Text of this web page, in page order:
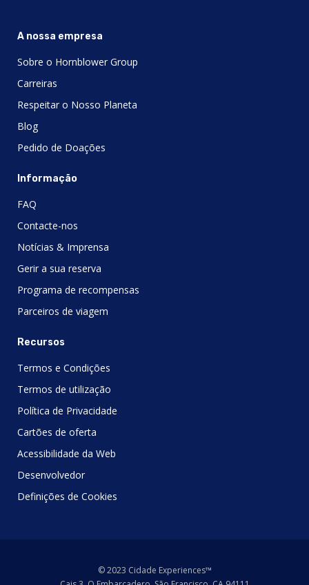
A nossa empresa
Sobre o Hornblower Group
Carreiras
Respeitar o Nosso Planeta
Blog
Pedido de Doações
Informação
FAQ
Contacte-nos
Notícias & Imprensa
Gerir a sua reserva
Programa de recompensas
Parceiros de viagem
Recursos
Termos e Condições
Termos de utilização
Política de Privacidade
Cartões de oferta
Acessibilidade da Web
Desenvolvedor
Definições de Cookies
© 2023 Cidade Experiences™